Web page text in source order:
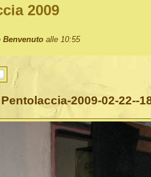
2009
Benvenuto alle 10:55
Pentolaccia-2009-02-22--